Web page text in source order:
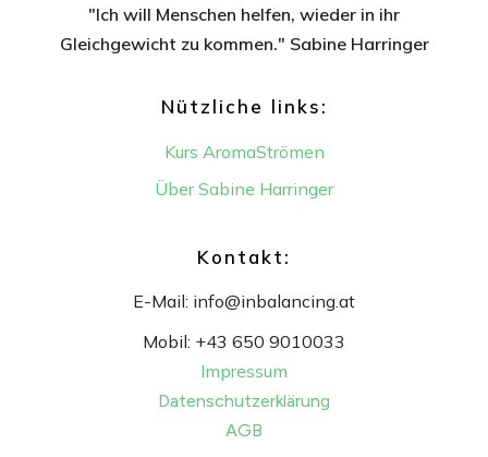
"Ich will Menschen helfen, wieder in ihr
Gleichgewicht zu kommen." Sabine Harringer
Nützliche links:
Kurs AromaStrömen
Über Sabine Harringer
Kontakt:
E-Mail: info@inbalancing.at
Mobil: +43 650 9010033
Impressum
Datenschutzerklärung
AGB